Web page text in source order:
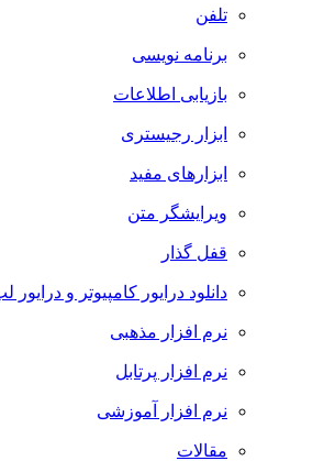
تلفن
برنامه نویسی
بازیابی اطلاعات
ابزار رجیستری
ابزارهای مفید
ویرایشگر متن
قفل گذار
دانلود درایور کامپیوتر و درایور
نرم افزار مذهبی
نرم افزار پرتابل
نرم افزار آموزشی
مقالات